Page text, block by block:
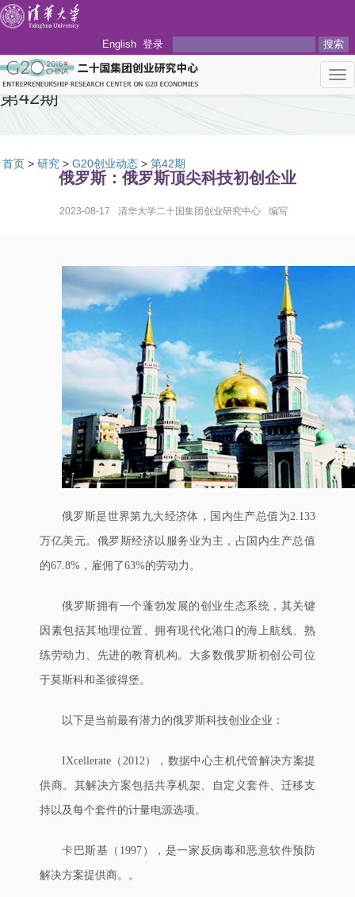
English 登录 搜索
第42期
首页 > 研究 > G20创业动态 > 第42期
俄罗斯：俄罗斯顶尖科技初创企业
2023-08-17 清华大学二十国集团创业研究中心 编写
俄罗斯是世界第九大经济体，国内生产总值为2.133
万亿美元。俄罗斯经济以服务业为主，占国内生产总值
的67.8%，雇佣了63%的劳动力。
俄罗斯拥有一个蓬勃发展的创业生态系统，其关键
因素包括其地理位置、拥有现代化港口的海上航线、熟
练劳动力、先进的教育机构。大多数俄罗斯初创公司位
于莫斯科和圣彼得堡。
以下是当前最有潜力的俄罗斯科技创业企业：
IXcellerate（2012），数据中心主机代管解决方案提
供商。其解决方案包括共享机架、自定义套件、迁移支
持以及每个套件的计量电源选项。
卡巴斯基（1997），是一家反病毒和恶意软件预防
解决方案提供商。。